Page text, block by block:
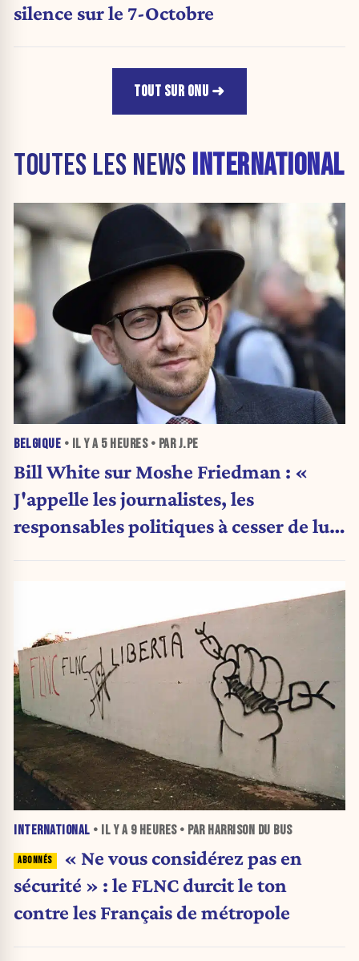
silence sur le 7-Octobre
TOUT SUR ONU
TOUTES LES NEWS INTERNATIONAL
BELGIQUE • IL Y A 5 HEURES• PAR J.PE
Bill White sur Moshe Friedman : «
J'appelle les journalistes, les
responsables politiques à cesser de lui
INTERNATIONAL • IL Y A 9 HEURES• PAR HARRISON DU BUS
« Ne vous considérez pas en
sécurité » : le FLNC durcit le ton
contre les Français de métropole